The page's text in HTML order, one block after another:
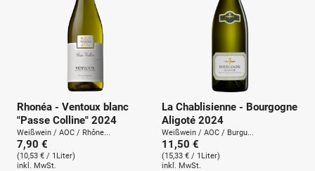
Rhonéa - Ventoux blanc
"Passe Colline" 2024
Weißwein / AOC / Rhône...
7,90 €
(10,53 € / 1Liter)
inkl. MwSt.
La Chablisienne - Bourgogne
Aligoté 2024
Weißwein / AOC / Burgu...
11,50 €
(15,33 € / 1Liter)
inkl. MwSt.